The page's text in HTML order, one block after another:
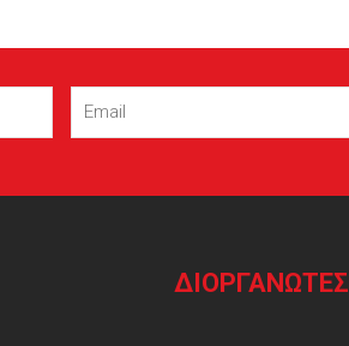
Email
(Required)
ΔΙΟΡΓΑΝΩΤΕΣ